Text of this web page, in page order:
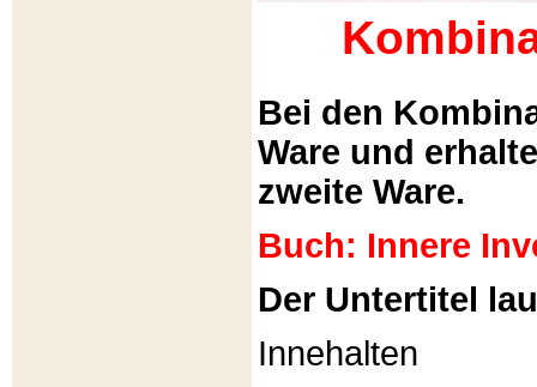
Bei den
Ware und
zweite Ware.
Buch: Innere
Der Untertitel
Innehalten